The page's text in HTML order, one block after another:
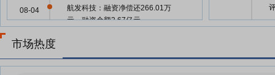
航发科技：融资净偿还266.01万
元，融资余额2.67亿元
08-04
08-03
航发科技：融资净买入196.24万
06-10
市场热度